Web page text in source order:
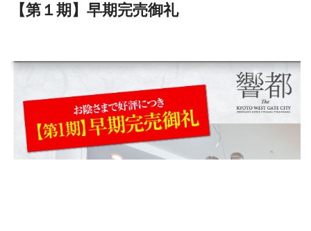
【第１期】早期完売御礼